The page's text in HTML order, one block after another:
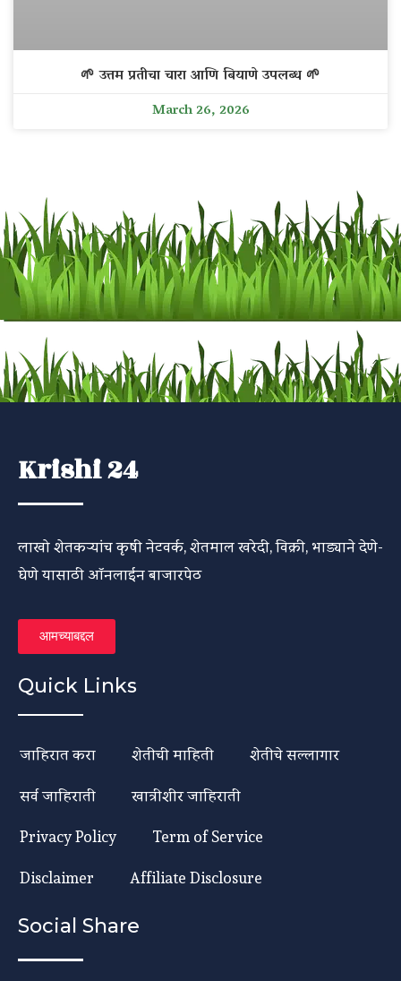
🌱 उत्तम प्रतीचा चारा आणि बियाणे उपलब्ध 🌱
March 26, 2026
Krishi 24
लाखो शेतकऱ्यांच कृषी नेटवर्क, शेतमाल खरेदी, विक्री, भाड्याने देणे-
घेणे यासाठी ऑनलाईन बाजारपेठ
आमच्याबद्दल
Quick Links
जाहिरात करा शेतीची माहिती
शेतीचे सल्लागार
सर्व जाहिराती
खात्रीशीर जाहिराती
Privacy Policy
Term of Service
Disclaimer
Affiliate Disclosure
Social Share